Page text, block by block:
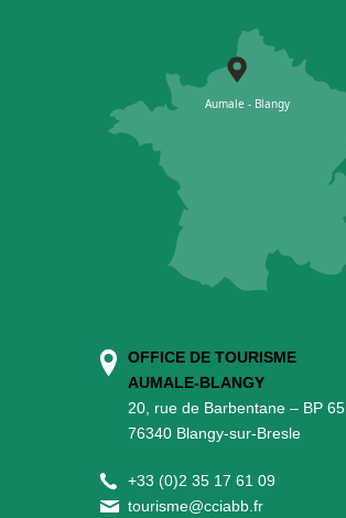
OFFICE DE TOURISME
AUMALE-BLANGY
20, rue de Barbentane – BP 65
76340 Blangy-sur-Bresle
+33 (0)2 35 17 61 09
tourisme@cciabb.fr